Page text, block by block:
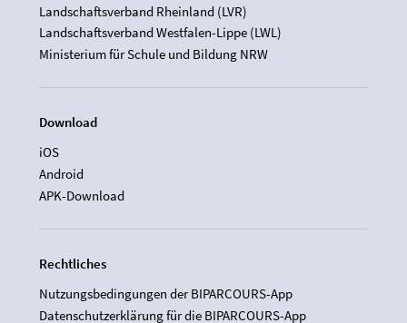
Landschaftsverband Rheinland (LVR)
Landschaftsverband Westfalen-Lippe (LWL)
Ministerium für Schule und Bildung NRW
Download
iOS
Android
APK-Download
Rechtliches
Nutzungsbedingungen der BIPARCOURS-App
Datenschutzerklärung für die BIPARCOURS-App